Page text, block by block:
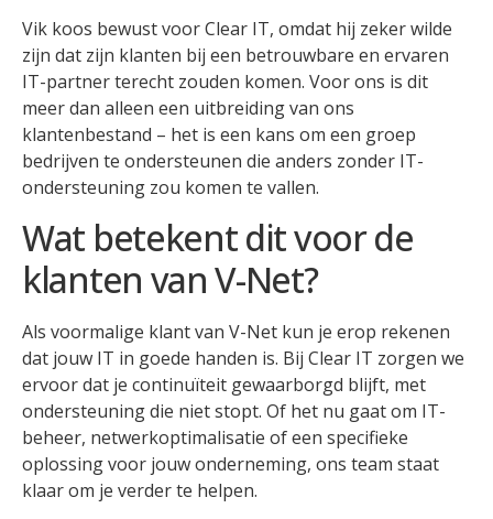
Vik koos bewust voor Clear IT, omdat hij zeker wilde
zijn dat zijn klanten bij een betrouwbare en ervaren
IT-partner terecht zouden komen. Voor ons is dit
meer dan alleen een uitbreiding van ons
klantenbestand – het is een kans om een groep
bedrijven te ondersteunen die anders zonder IT-
ondersteuning zou komen te vallen.
Wat betekent dit voor de
klanten van V-Net?
Als voormalige klant van V-Net kun je erop rekenen
dat jouw IT in goede handen is. Bij Clear IT zorgen we
ervoor dat je continuïteit gewaarborgd blijft, met
ondersteuning die niet stopt. Of het nu gaat om IT-
beheer, netwerkoptimalisatie of een specifieke
oplossing voor jouw onderneming, ons team staat
klaar om je verder te helpen.